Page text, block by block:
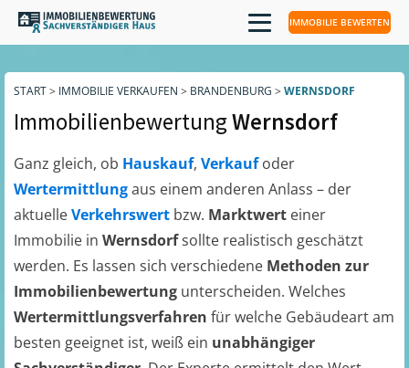
IMMOBILIE BEWERTEN
START> IMMOBILIE VERKAUFEN > BRANDENBURG > WERNSDORF
ImmobilienbewertungWernsdorf
Ganz gleich, ob Hauskauf, Verkaufoder
Wertermittlungaus einem anderen Anlass – der
aktuelleVerkehrswert bzw. Marktwert einer
Immobilie in Wernsdorfsollte realistisch geschätzt
werden. Es lassen sich verschiedene Methoden zur
Immobilienbewertung unterscheiden. Welches
Wertermittlungsverfahren für welche Gebäudeart am
besten geeignet ist, weiß ein unabhängiger